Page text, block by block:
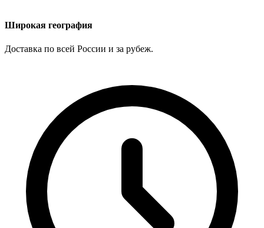
Широкая география
Доставка по всей России и за рубеж.